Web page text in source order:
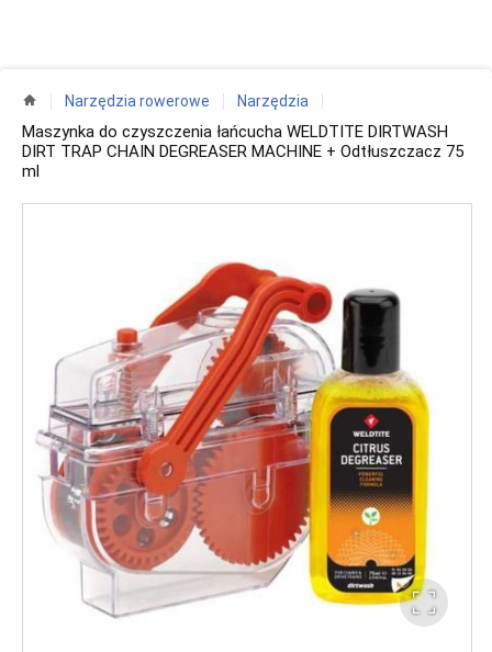
Narzędzia rowerowe Narzędzia
Maszynka do czyszczenia łańcucha WELDTITE DIRTWASH
DIRT TRAP CHAIN DEGREASER MACHINE + Odtłuszczacz 75
ml